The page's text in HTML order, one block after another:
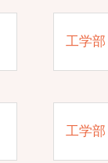
工学
工学